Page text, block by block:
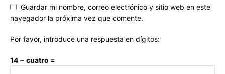
Guardar mi nombre, correo electrónico y sitio web en este
navegador la próxima vez que comente.
Por favor, introduce una respuesta en dígitos:
14 − cuatro =